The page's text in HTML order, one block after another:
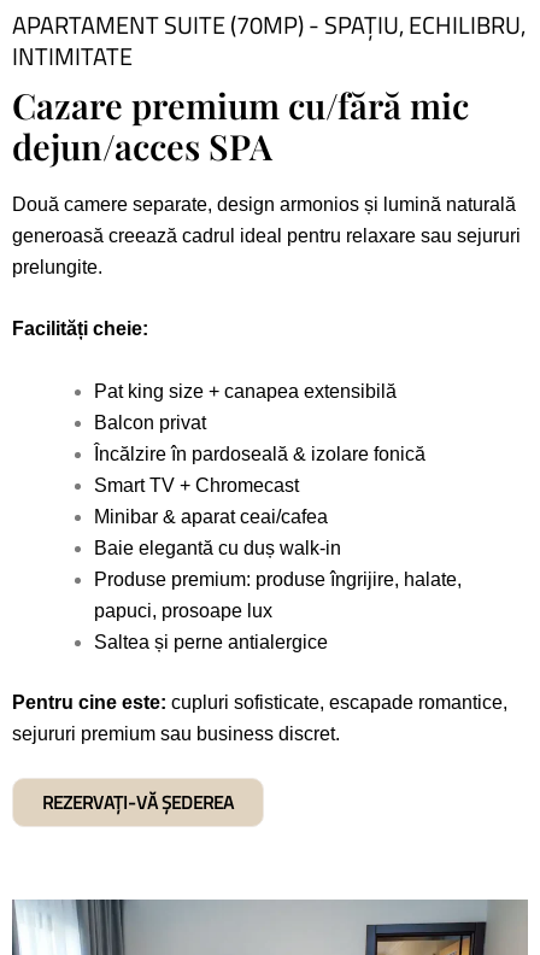
APARTAMENT SUITE (70MP) - SPAȚIU, ECHILIBRU,
INTIMITATE
Cazare premium cu/fără mic
dejun/acces SPA
Două camere separate, design armonios și lumină naturală
generoasă creează cadrul ideal pentru relaxare sau sejururi
prelungite.
Facilități cheie:
Pat king size + canapea extensibilă
Balcon privat
Încălzire în pardoseală & izolare fonică
Smart TV + Chromecast
Minibar & aparat ceai/cafea
Baie elegantă cu duș walk-in
Produse premium: produse îngrijire, halate,
papuci, prosoape lux
Saltea și perne antialergice
Pentru cine este: cupluri sofisticate, escapade romantice,
sejururi premium sau business discret.
REZERVAȚI-VĂ ȘEDEREA